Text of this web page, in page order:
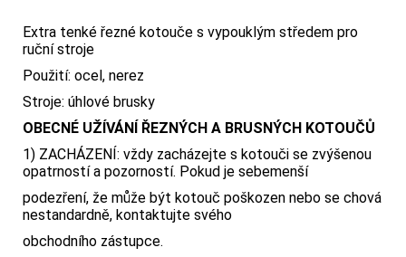
Extra tenké řezné kotouče s vypouklým středem pro
ruční stroje
Použití­: ocel, nerez
Stroje: úhlové brusky
OBECNÉ UŽÍVÁNÍ ŘEZNÝCH A BRUSNÝCH KOTOUČŮ
1) ZACHÁZENÍ: vždy zacházejte s kotouči se zvýšenou
opatrností a pozorností. Pokud je sebemenší
podezření, že může být kotouč poškozen nebo se chová
nestandardně, kontaktujte svého
obchodního zástupce.